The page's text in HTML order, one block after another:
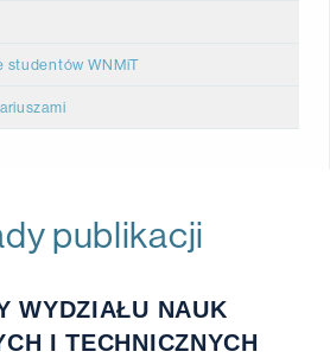
WNMiT 2017
studentów WNMiT
Fizycznej i Zdrowiu
publikacji
WYDZIAŁU NAUK
I TECHNICZNYCH